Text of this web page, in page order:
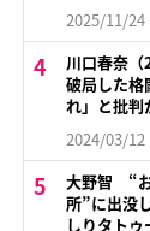
2025/11/24
川口春奈
破局した格
れ」と批判
2024/03/12
大野智 “
所”に出没
しりタト